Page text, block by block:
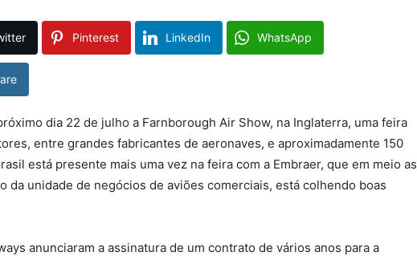
Pinterest LinkedIn WhatsApp
dia 22 de julho a Farnborough Air Show, na Inglaterra, uma feira
entre grandes fabricantes de aeronaves, e aproximadamente 150
está presente mais uma vez na feira com a Embraer, que em meio as
da unidade de negócios de aviões comerciais, está colhendo boas
anunciaram a assinatura de um contrato de vários anos para a